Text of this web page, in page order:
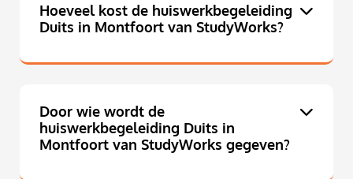
Hoeveel kost de huiswerkbegeleiding
Duits in Montfoort van StudyWorks?
Door wie wordt de
huiswerkbegeleiding Duits in
Montfoort van StudyWorks gegeven?